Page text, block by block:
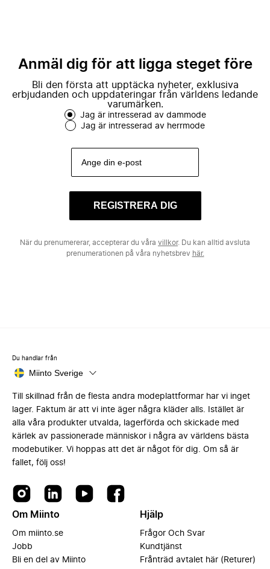
Anmäl dig för att ligga steget före
Bli den första att upptäcka nyheter, exklusiva
erbjudanden och uppdateringar från världens ledande
varumärken.
Jag är intresserad av dammode
Jag är intresserad av herrmode
REGISTRERA DIG
När du prenumererar, accepterar du våra villkor. Du kan alltid avsluta
prenumerationen på våra nyhetsbrev här.
Du handlar från
Miinto Sverige
Till skillnad från de flesta andra modeplattformar har vi inget
lager. Faktum är att vi inte äger några kläder alls. Istället är
alla våra produkter utvalda, lagerförda och skickade med
kärlek av passionerade människor i några av världens bästa
modebutiker. Vi hoppas att det är något för dig. Om så är
fallet, följ oss!
Om Miinto
Om miinto.se
Jobb
Bli en del av Miinto
Hjälp
Frågor Och Svar
Kundtjänst
Frånträd avtalet här (Returer)